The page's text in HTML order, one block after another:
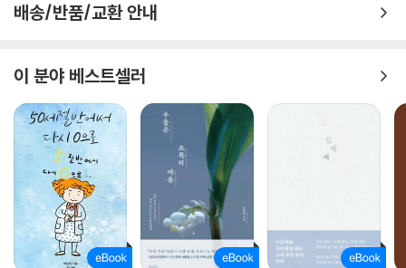
배송/반품/교환 안내
이 분야 베스트셀러